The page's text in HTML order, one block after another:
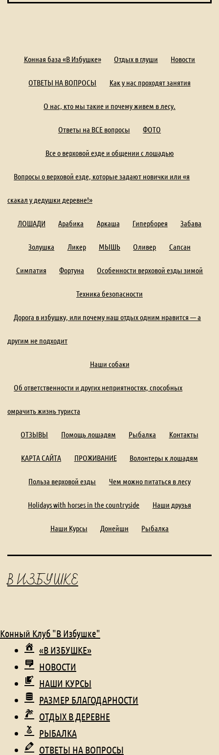
Конная база «В Избушке» Отдых в глуши Новости
ОТВЕТЫ НА ВОПРОСЫ Как у нас проходят занятия
О нас, кто мы такие и почему живем в лесу.
Ответы на ВСЕ вопросы ФОТО
Все о верховой езде и общении с лошадью
Вопросы о верховой езде, которые задают новички или «я
скакал у дедушки деревне!»
ЛОШАДИ Арабика Аркаша Гиперборея Забава
Золушка Ликер МЫШЬ Оливер Сапсан
Симпатия Фортуна Особенности верховой езды зимой
Техника безопасности
Дорога в избушку, или почему наш отдых одним нравится — а
другим не подходит
Наши собаки
Об ответственности и других неприятностях, способных
омрачить жизнь туриста
ОТЗЫВЫ Помощь лошадям Рыбалка Контакты
КАРТА САЙТА ПРОЖИВАНИЕ Волонтеры к лошадям
Польза верховой езды Чем можно питаться в лесу
Holidays with horses in the countryside Наши друзья
Наши Курсы Донейшн Рыбалка
В ИЗБУШКЕ
Конный Клуб "В Избушке"
«В ИЗБУШКЕ»
НОВОСТИ
НАШИ КУРСЫ
РАЗМЕР БЛАГОДАРНОСТИ
ОТДЫХ В ДЕРЕВНЕ
РЫБАЛКА
ОТВЕТЫ НА ВОПРОСЫ